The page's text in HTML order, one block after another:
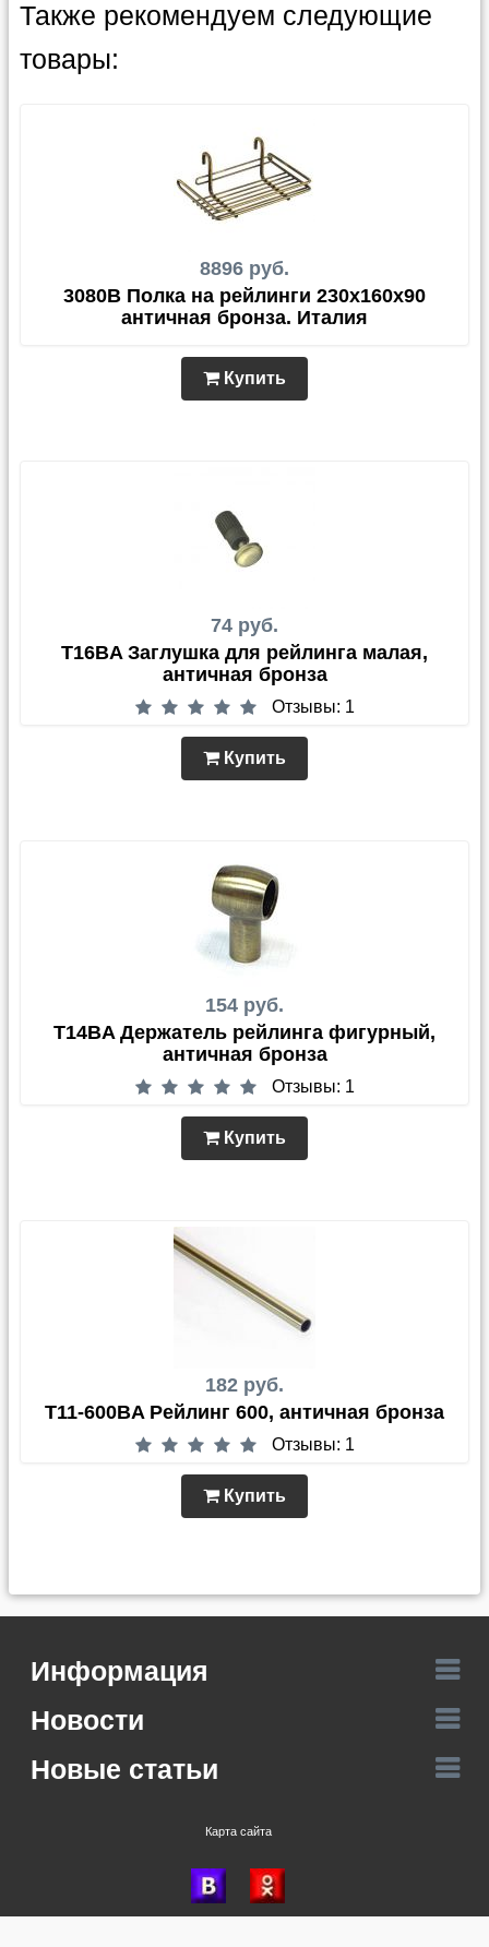
Также рекомендуем следующие
товары:
8896 руб.
3080B Полка на рейлинги 230х160х90
античная бронза. Италия
Купить
74 руб.
T16BA Заглушка для рейлинга малая,
античная бронза
Отзывы: 1
Купить
154 руб.
T14BA Держатель рейлинга фигурный,
античная бронза
Отзывы: 1
Купить
182 руб.
T11-600BA Рейлинг 600, античная бронза
Отзывы: 1
Купить
Информация
Новости
Новые статьи
Карта сайта